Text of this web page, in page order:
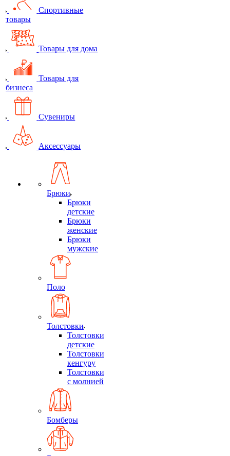
Спортивные
товары
Товары для дома
Товары для
бизнеса
Сувениры
Аксессуары
Брюки
Брюки
детские
Брюки
женские
Брюки
мужские
Поло
Толстовки
Толстовки
детские
Толстовки
кенгуру
Толстовки
с молнией
Бомберы